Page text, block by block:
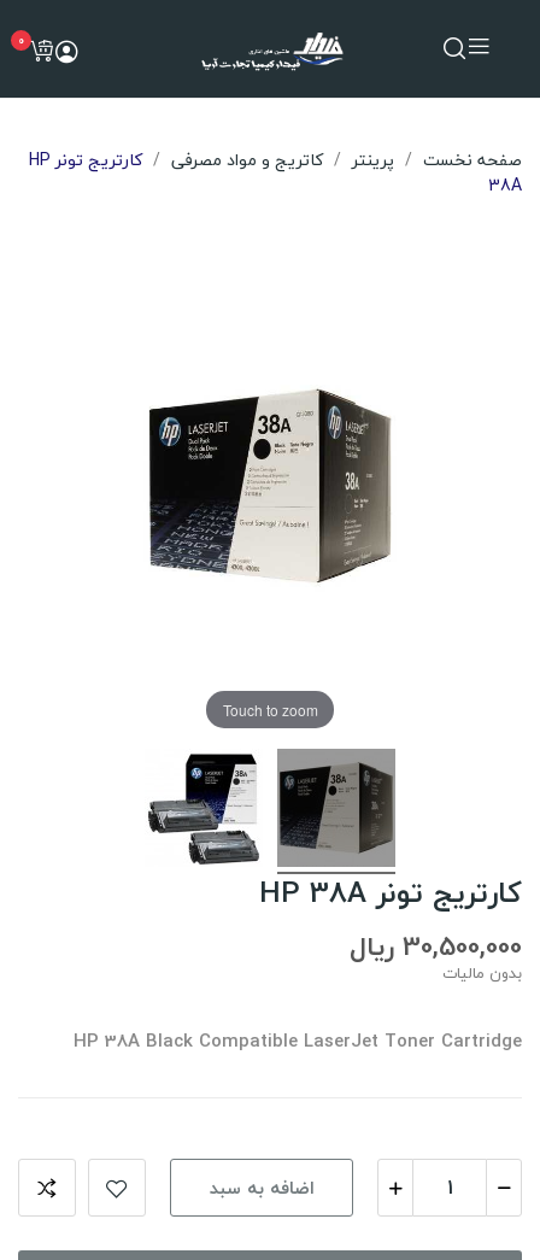
0
صفحه نخست پرینتر کاتریج و مواد مصرفی
کارتریج تونر HP
38A
Touch to zoom
کارتریج تونر HP 38A
30,500,000 ریال
بدون مالیات
HP 38A Black Compatible LaserJet Toner Cartridge
اضافه به سبد